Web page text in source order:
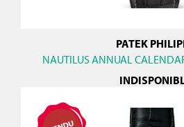
PATEK
NAUTILUS ANNUAL